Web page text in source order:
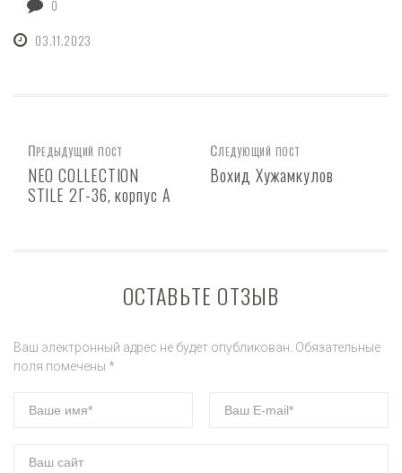
0
03.11.2023
Предыдущий пост
NEO COLLECTION
STILE 2Г-36, корпус А
Следующий пост
Вохид Хужамкулов
ОСТАВЬТЕ ОТЗЫВ
Ваш электронный адрес не будет опубликован. Обязательные
поля помечены *